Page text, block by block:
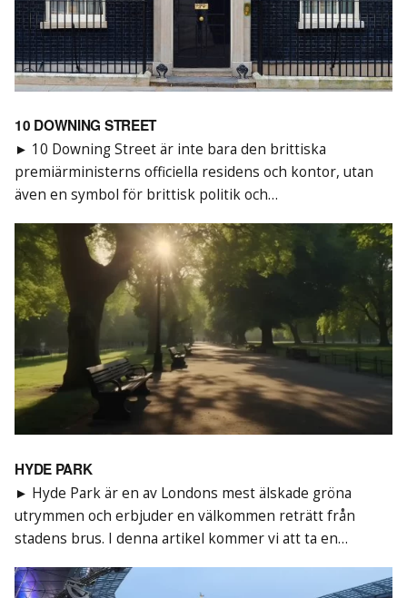
10 DOWNING STREET
► 10 Downing Street är inte bara den brittiska
premiärministerns officiella residens och kontor, utan
även en symbol för brittisk politik och…
HYDE PARK
► Hyde Park är en av Londons mest älskade gröna
utrymmen och erbjuder en välkommen reträtt från
stadens brus. I denna artikel kommer vi att ta en…